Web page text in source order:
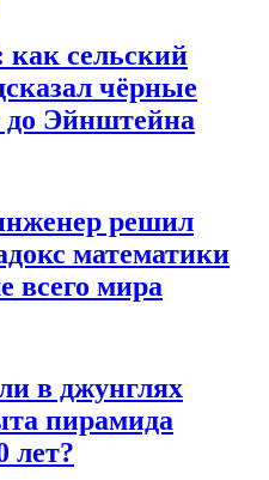
сельский
чёрные
до Эйнштейна
решил
математики
всего мира
в джунглях
пирамида
лет?